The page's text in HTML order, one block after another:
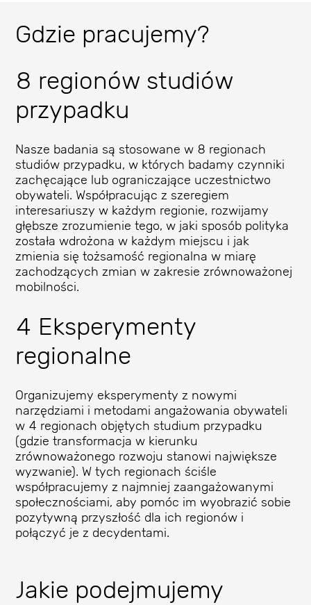
Gdzie pracujemy?
8 regionów studiów
przypadku
Nasze badania są stosowane w 8 regionach
studiów przypadku, w których badamy czynniki
zachęcające lub ograniczające uczestnictwo
obywateli. Współpracując z szeregiem
interesariuszy w każdym regionie, rozwijamy
głębsze zrozumienie tego, w jaki sposób polityka
została wdrożona w każdym miejscu i jak
zmienia się tożsamość regionalna w miarę
zachodzących zmian w zakresie zrównoważonej
mobilności.
4 Eksperymenty
regionalne
Organizujemy eksperymenty z nowymi
narzędziami i metodami angażowania obywateli
w 4 regionach objętych studium przypadku
(gdzie transformacja w kierunku
zrównoważonego rozwoju stanowi największe
wyzwanie). W tych regionach ściśle
współpracujemy z najmniej zaangażowanymi
społecznościami, aby pomóc im wyobrazić sobie
pozytywną przyszłość dla ich regionów i
połączyć je z decydentami.
Jakie podejmujemy